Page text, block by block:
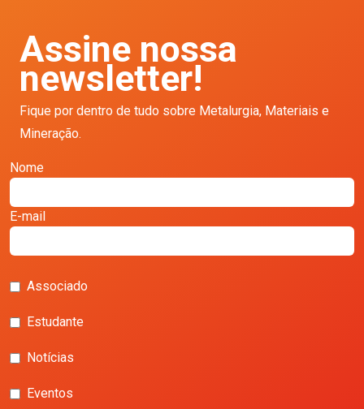
Assine nossa
newsletter!
Fique por dentro de tudo sobre Metalurgia, Materiais e
Mineração.
Nome
E-mail
Associado
Estudante
Notícias
Eventos